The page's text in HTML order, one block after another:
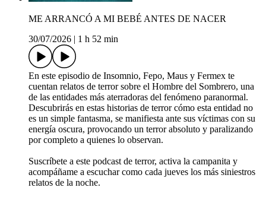
ME ARRANCÓ A MI BEBÉ ANTES DE NACER
30/07/2026
1 h 52 min
En este episodio de Insomnio, Fepo, Maus y Fermex te
cuentan relatos de terror sobre el Hombre del Sombrero, una
de las entidades más aterradoras del fenómeno paranormal.
Descubrirás en estas historias de terror cómo esta entidad no
es un simple fantasma, se manifiesta ante sus víctimas con su
energía oscura, provocando un terror absoluto y paralizando
por completo a quienes lo observan.
Suscríbete a este podcast de terror, activa la campanita y
acompáñame a escuchar como cada jueves los más siniestros
relatos de la noche.